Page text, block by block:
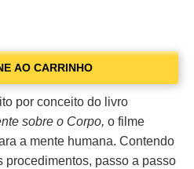
AO CARRINHO
por conceito do livro
sobre o Corpo, o filme
a mente humana. Contendo
procedimentos, passo a passo